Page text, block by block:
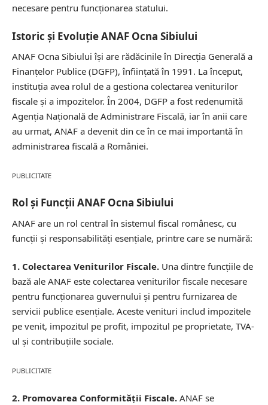
necesare pentru funcționarea statului.
Istoric și Evoluție ANAF Ocna Sibiului
ANAF Ocna Sibiului își are rădăcinile în Direcția Generală a
Finanțelor Publice (DGFP), înființată în 1991. La început,
instituția avea rolul de a gestiona colectarea veniturilor
fiscale și a impozitelor. În 2004, DGFP a fost redenumită
Agenția Națională de Administrare Fiscală, iar în anii care
au urmat, ANAF a devenit din ce în ce mai importantă în
administrarea fiscală a României.
PUBLICITATE
Rol și Funcții ANAF Ocna Sibiului
ANAF are un rol central în sistemul fiscal românesc, cu
funcții și responsabilități esențiale, printre care se numără:
1. Colectarea Veniturilor Fiscale. Una dintre funcțiile de
bază ale ANAF este colectarea veniturilor fiscale necesare
pentru funcționarea guvernului și pentru furnizarea de
servicii publice esențiale. Aceste venituri includ impozitele
pe venit, impozitul pe profit, impozitul pe proprietate, TVA-
ul și contribuțiile sociale.
PUBLICITATE
2. Promovarea Conformității Fiscale. ANAF se